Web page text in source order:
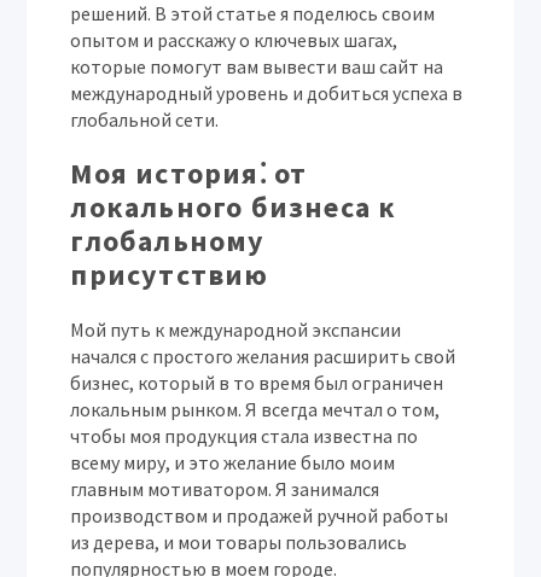
решений. В этой статье я поделюсь своим
опытом и расскажу о ключевых шагах,
которые помогут вам вывести ваш сайт на
международный уровень и добиться успеха в
глобальной сети.
Моя история⁚ от
локального бизнеса к
глобальному
присутствию
Мой путь к международной экспансии
начался с простого желания расширить свой
бизнес, который в то время был ограничен
локальным рынком. Я всегда мечтал о том,
чтобы моя продукция стала известна по
всему миру, и это желание было моим
главным мотиватором. Я занимался
производством и продажей ручной работы
из дерева, и мои товары пользовались
популярностью в моем городе.